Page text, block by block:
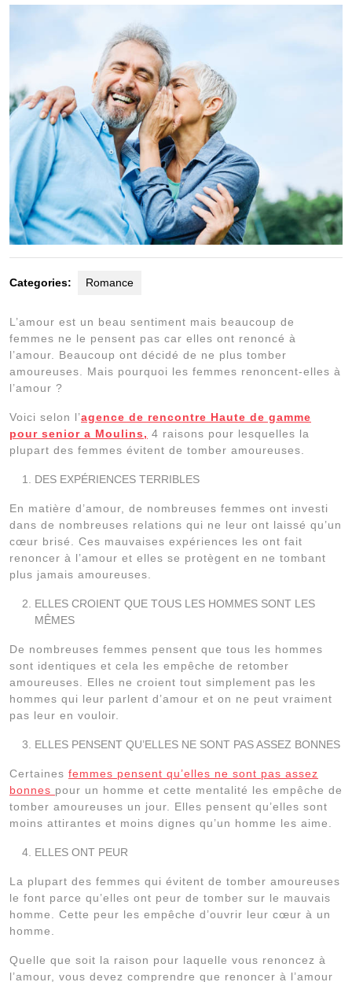
Categories: Romance
L’amour est un beau sentiment mais beaucoup de
femmes ne le pensent pas car elles ont renoncé à
l’amour. Beaucoup ont décidé de ne plus tomber
amoureuses. Mais pourquoi les femmes renoncent-elles à
l’amour ?
Voici selon l’agence de rencontre Haute de gamme
pour senior a Moulins, 4 raisons pour lesquelles la
plupart des femmes évitent de tomber amoureuses.
DES EXPÉRIENCES TERRIBLES
En matière d’amour, de nombreuses femmes ont investi
dans de nombreuses relations qui ne leur ont laissé qu’un
cœur brisé. Ces mauvaises expériences les ont fait
renoncer à l’amour et elles se protègent en ne tombant
plus jamais amoureuses.
ELLES CROIENT QUE TOUS LES HOMMES SONT LES
MÊMES
De nombreuses femmes pensent que tous les hommes
sont identiques et cela les empêche de retomber
amoureuses. Elles ne croient tout simplement pas les
hommes qui leur parlent d’amour et on ne peut vraiment
pas leur en vouloir.
ELLES PENSENT QU’ELLES NE SONT PAS ASSEZ BONNES
Certaines femmes pensent qu’elles ne sont pas assez
bonnes pour un homme et cette mentalité les empêche de
tomber amoureuses un jour. Elles pensent qu’elles sont
moins attirantes et moins dignes qu’un homme les aime.
ELLES ONT PEUR
La plupart des femmes qui évitent de tomber amoureuses
le font parce qu’elles ont peur de tomber sur le mauvais
homme. Cette peur les empêche d’ouvrir leur cœur à un
homme.
Quelle que soit la raison pour laquelle vous renoncez à
l’amour, vous devez comprendre que renoncer à l’amour